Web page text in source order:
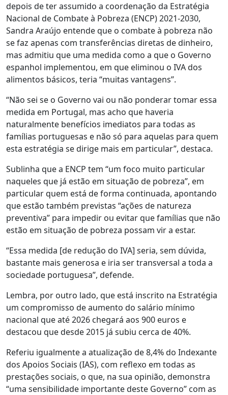
depois de ter assumido a coordenação da Estratégia
Nacional de Combate à Pobreza (ENCP) 2021-2030,
Sandra Araújo entende que o combate à pobreza não
se faz apenas com transferências diretas de dinheiro,
mas admitiu que uma medida como a que o Governo
espanhol implementou, em que eliminou o IVA dos
alimentos básicos, teria “muitas vantagens”.
“Não sei se o Governo vai ou não ponderar tomar essa
medida em Portugal, mas acho que haveria
naturalmente benefícios imediatos para todas as
famílias portuguesas e não só para aquelas para quem
esta estratégia se dirige mais em particular”, destaca.
Sublinha que a ENCP tem “um foco muito particular
naqueles que já estão em situação de pobreza”, em
particular quem está de forma continuada, apontando
que estão também previstas “ações de natureza
preventiva” para impedir ou evitar que famílias que não
estão em situação de pobreza possam vir a estar.
“Essa medida [de redução do IVA] seria, sem dúvida,
bastante mais generosa e iria ser transversal a toda a
sociedade portuguesa”, defende.
Lembra, por outro lado, que está inscrito na Estratégia
um compromisso de aumento do salário mínimo
nacional que até 2026 chegará aos 900 euros e
destacou que desde 2015 já subiu cerca de 40%.
Referiu igualmente a atualização de 8,4% do Indexante
dos Apoios Sociais (IAS), com reflexo em todas as
prestações sociais, o que, na sua opinião, demonstra
“uma sensibilidade importante deste Governo” com as